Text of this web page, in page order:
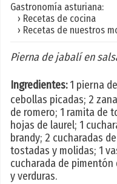
Gastronomía asturiana:
› Recetas de cocina
› Recetas de nuestros
Pierna de jabalí en
Ingredientes:1 pierna
cebollas picadas; 2
de romero; 1 ramita de
hojas de laurel; 1
brandy; 2 cucharadas
tostadas y molidas; 1
cucharada de
y verduras.